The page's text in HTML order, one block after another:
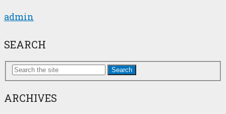
admin
SEARCH
Search
ARCHIVES